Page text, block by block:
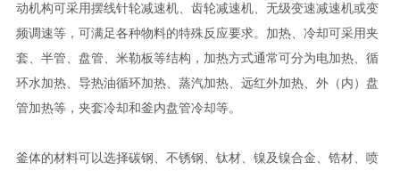
动机构可采用摆线针轮减速机、齿轮减速机、无级变速减速机或变
频调速等，可满足各种物料的特殊反应要求。加热、冷却可采用夹
套、半管、盘管、米勒板等结构，加热方式通常可分为电加热、循
环水加热、导热油循环加热、蒸汽加热、远红外加热、外（内）盘
管加热等，夹套冷却和釜内盘管冷却等。
釜体的材料可以选择碳钢、不锈钢、钛材、镍及镍合金、锆材、喷